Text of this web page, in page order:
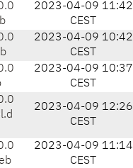
2023-04-09 11:42
CEST
2023-04-09 10:42
CEST
2023-04-09 10:37
CEST
2023-04-09 12:26
CEST
2023-04-09 11:14
CEST